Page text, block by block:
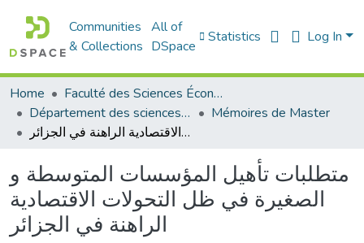
Communities
& Collections
All of
DSpace
Statistics Log In
Home
Faculté des Sciences Économiques Commerciales et des Sciences de Gestion
Département des sciences économiques
Mémoires de Master
متطلبات تأهيل المؤسسات المتوسطة و الصغيرة في ظل التحولات الاقتصادية الراهنة في الجزائر
متطلبات تأهيل المؤسسات المتوسطة و
الصغيرة في ظل التحولات الاقتصادية
الراهنة في الجزائر